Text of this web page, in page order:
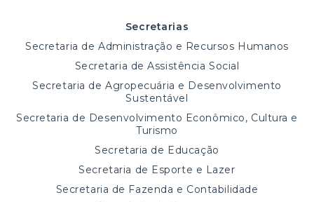
Secretarias
Secretaria de Administração e Recursos Humanos
Secretaria de Assistência Social
Secretaria de Agropecuária e Desenvolvimento
Sustentável
Secretaria de Desenvolvimento Econômico, Cultura e
Turismo
Secretaria de Educação
Secretaria de Esporte e Lazer
Secretaria de Fazenda e Contabilidade